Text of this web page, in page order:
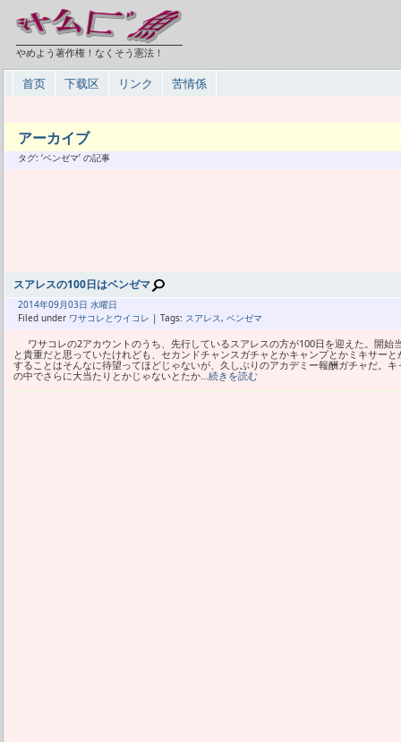
やめよう著作権！なくそう憲法！
首页 下载区 リンク 苦情係
アーカイブ
タグ: ‘ベンゼマ’ の記事
スアレスの100日はベンゼマ
2014年09月03日 水曜日
Filed under ワサコレとウイコレ | Tags: スアレス, ベンゼマ
ワサコレの2アカウントのうち、先行しているスアレスの方が100日を迎えた。開
と貴重だと思っていたけれども、セカンドチャンスガチャとかキャンプとかミキサー
することはそんなに待望ってほどじゃないが、久しぶりのアカデミー報酬ガチャだ。
の中でさらに大当たりとかじゃないとたか…続きを読む